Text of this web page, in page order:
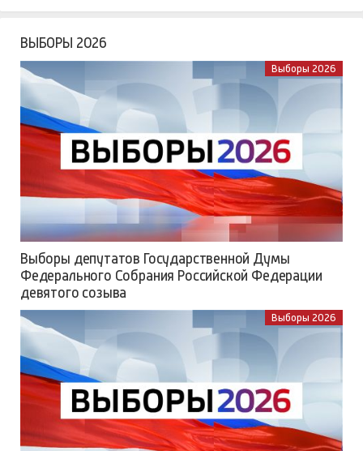
ВЫБОРЫ 2026
Выборы 2026
Выборы депутатов Государственной Думы
Федерального Собрания Российской Федерации
девятого созыва
Выборы 2026